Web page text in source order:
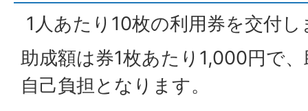
1人あたり10枚の利用券を交付し
助成額は券1枚あたり1,000円で
自己負担となります。